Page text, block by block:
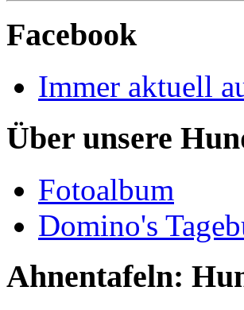
Facebook
Immer aktuell
Über unsere
Fotoalbum
Domino's
Ahnentafeln: